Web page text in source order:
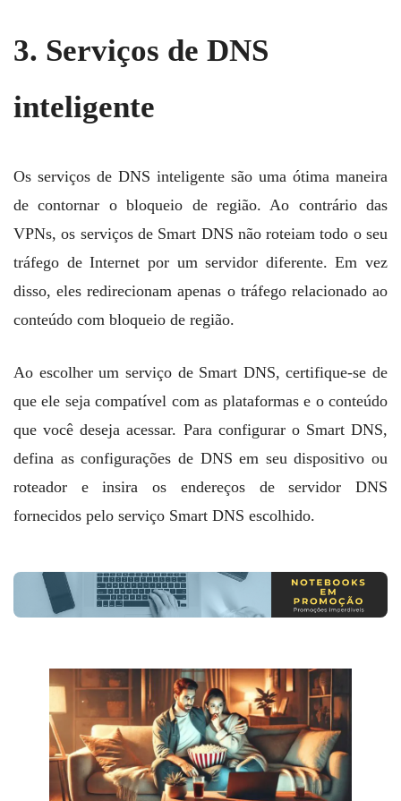
3. Serviços de DNS
inteligente
Os serviços de DNS inteligente são uma ótima maneira
de contornar o bloqueio de região. Ao contrário das
VPNs, os serviços de Smart DNS não roteiam todo o seu
tráfego de Internet por um servidor diferente. Em vez
disso, eles redirecionam apenas o tráfego relacionado ao
conteúdo com bloqueio de região.
Ao escolher um serviço de Smart DNS, certifique-se de
que ele seja compatível com as plataformas e o conteúdo
que você deseja acessar. Para configurar o Smart DNS,
defina as configurações de DNS em seu dispositivo ou
roteador e insira os endereços de servidor DNS
fornecidos pelo serviço Smart DNS escolhido.